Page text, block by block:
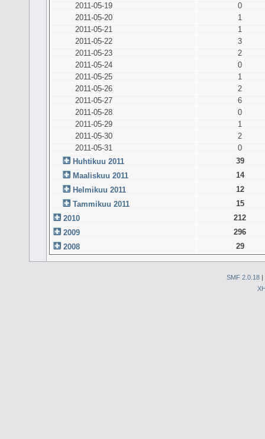
2011-05-19
0
2011-05-20
1
2011-05-21
1
2011-05-22
3
2011-05-23
2
2011-05-24
0
2011-05-25
1
2011-05-26
2
2011-05-27
6
2011-05-28
0
2011-05-29
1
2011-05-30
2
2011-05-31
0
Huhtikuu 2011
39
Maaliskuu 2011
14
Helmikuu 2011
12
Tammikuu 2011
15
2010
212
2009
296
2008
29
SMF 2.0.18 |